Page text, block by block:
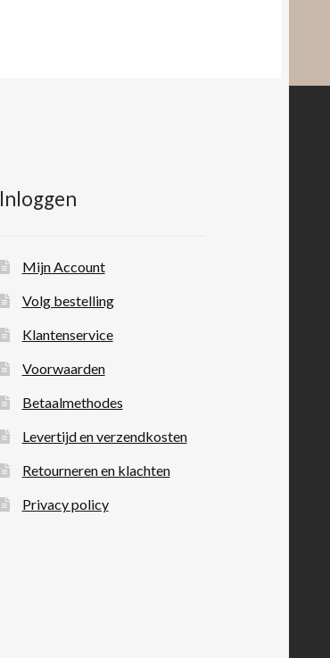
Inloggen
Mijn Account
Volg bestelling
Klantenservice
Voorwaarden
Betaalmethodes
Levertijd en verzendkosten
Retourneren en klachten
Privacy policy